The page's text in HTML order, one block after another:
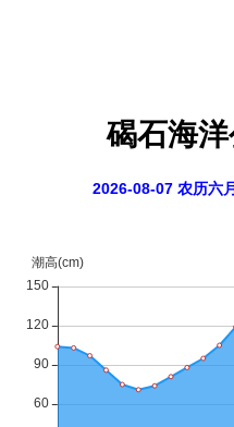
碣石海
2026-08-07 农历六